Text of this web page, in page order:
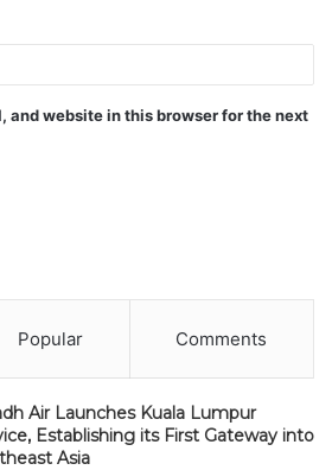
and website in this browser for the next
Popular Comments
Air Launches Kuala Lumpur
Establishing its First Gateway into
Asia